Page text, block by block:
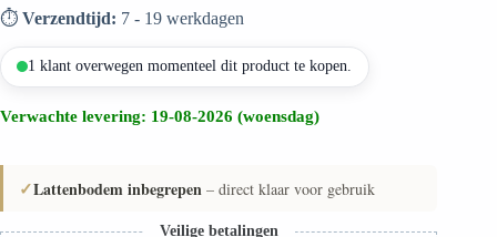
⏱️ Verzendtijd: 7 - 19 werkdagen
1 klant overwegen momenteel dit product te kopen.
Verwachte levering: 19-08-2026 (woensdag)
✓Lattenbodem inbegrepen – direct klaar voor gebruik
Veilige betalingen